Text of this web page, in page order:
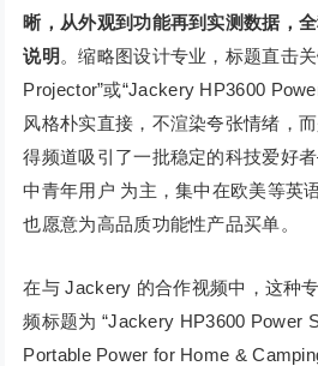
晰，从外观到功能再到实测数据，
说明 。缩略图设计专业，标题直击
Projector”或“Jackery HP3600
风格朴实直接，不渲染夸张情绪，
得频道吸引了一批稳定的科技爱好
中青年用户 为主，集中在欧美等英
也愿意为高品质功能性产品买单。
在与 Jackery 的合作视频中，这种
频标题为 “Jackery HP3600 Power
Portable Power for Home &